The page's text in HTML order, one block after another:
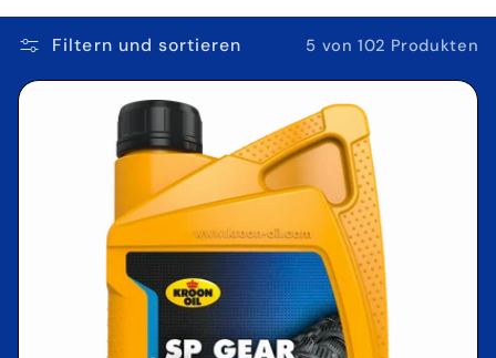
Filtern und sortieren 5 von 102 Produkten